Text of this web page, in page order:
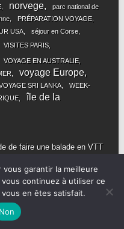
norvege
parc national de
PRÉPARATION VOYAGE
USA
séjour en Corse
VISITES PARIS
VOYAGE EN AUSTRALIE
voyage Europe
SRI LANKA
WEEK-
île de la
de faire une balade en VTT
VOYAGE
garantir la meilleure
continuez à utiliser ce
en êtes satisfait.
Non